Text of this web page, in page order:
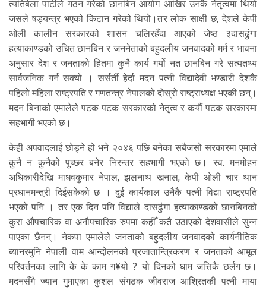
त्यतिबेला पार्टीले गठन गरेको छानबिन आयोग आखिर उनकै नेतृत्वमा थियो
जसले षड्यन्त्र भएको किटान गरेको थियो।तर लोक साक्षी छ, देशले केपी
ओली कालीन सरकारको शासन चलिरहँदा आएको जेष्ठ ३दासढुंगा
हत्याकाण्डको उचित छानबिन र जननेताको बहुदलीय जनवादको मर्म र भावना
अनुसार देश र जनताको हितमा कुनै कार्य गर्यो नत छानबिन गरे सत्यतथ्य
सार्वजनिक गर्न सक्यो । सर्सर्ती हेर्दा मदन पत्नी विद्यादेवी भण्डारी देशकै
पहिलो महिला राष्ट्रपति र गणतन्त्र नेपालको दोस्रो राष्ट्राध्यक्ष भएकी छन्।
मदन बिनाको एमालेले पटक पटक सरकारको नेतृत्व र कयौं पटक सरकारमा
सहभागी भएको छ।
केही अपवादलाई छोड्ने हो भने २०४६ पछि बनेका सबैजसो सरकारमा एमाले
कुनै न कुनैको पुच्छर बनेर निरन्तर सहभागी भएको छ। स्व. मनमोहन
अधिकारीदेखि माधवकुमार नेपाल, झलनाथ खनाल, केपी ओली चार थान
प्रधानमन्त्री दिईसकेको छ । दुई कार्यकाल उनैकै पत्नी विद्या राष्ट्रपति
भएको पनि । तर एक दिन पनि विद्याले दासढुंगा हत्याकाण्डको छानबिनको
कुरा औपचारिक वा अनौपचारिक रुपमा कहीँ कतै उठाएको देशवासीले सुुन्न
पाएका छैनन्। नेकपा एमालेले जनताको बहुुदलीय जनवादको कार्यनीतिक
ब्यानरमुनि नेपाली वाम आन्दोलनको प्रजातान्त्रिकरण र जनताको आमूल
परिवर्तनका लागि के के काम ग¥यो ? यो दिनको घाम जत्तिकै छर्लंग छ।
मदनसँगै ज्यान गुुमाएका कुशल संगठक जीवराज आश्रितकी पत्नी माया